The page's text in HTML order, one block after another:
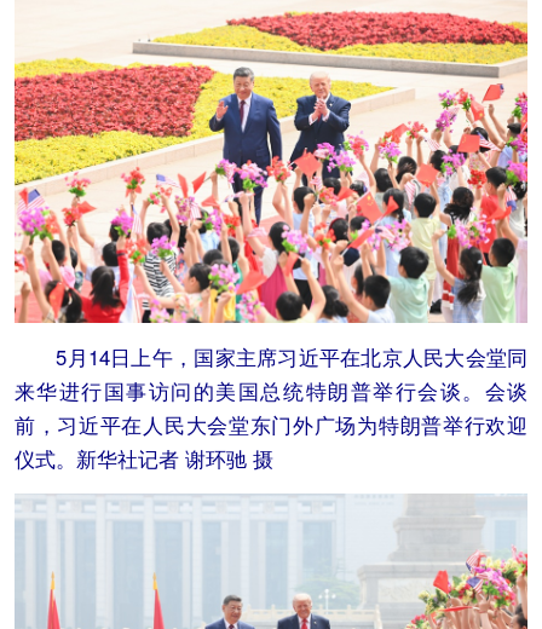
5月14日上午，国家主席习近平在北京人民大会堂同
来华进行国事访问的美国总统特朗普举行会谈。会谈
前，习近平在人民大会堂东门外广场为特朗普举行欢迎
仪式。新华社记者 谢环驰 摄